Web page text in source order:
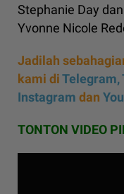
Stephanie Day
Yvonne Nicole
Jadilah
kami diTelegram,
Instagram dan
TONTON VIDEO